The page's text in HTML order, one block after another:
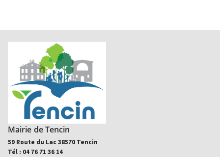
Mairie de Tencin
59 Route du Lac 38570 Tencin
Tél : 04 76 71 36 14